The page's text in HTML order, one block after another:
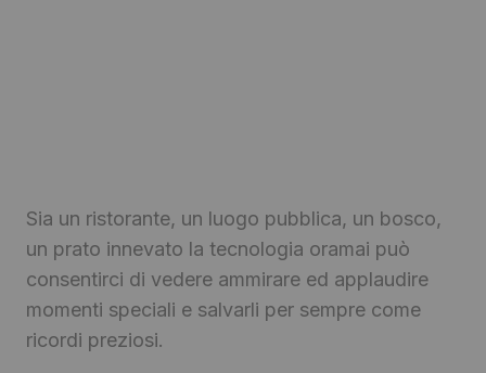
Sia un ristorante, un luogo pubblica, un bosco,
un prato innevato la tecnologia oramai può
consentirci di vedere ammirare ed applaudire
momenti speciali e salvarli per sempre come
ricordi preziosi.